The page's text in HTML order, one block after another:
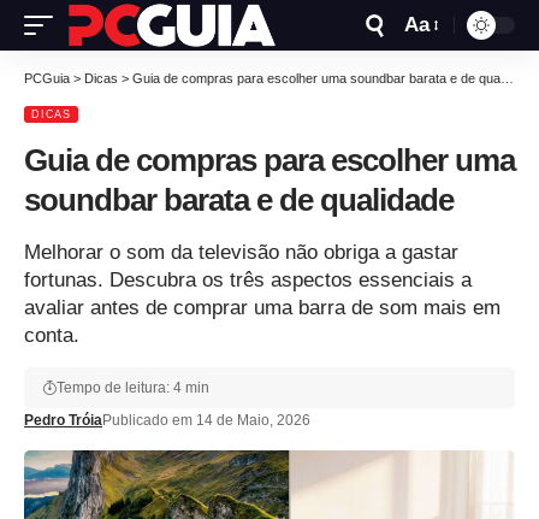
Aa
PCGuia > Dicas > Guia de compras para escolher uma soundbar barata e de qualidade
DICAS
Guia de compras para escolher uma
soundbar barata e de qualidade
Melhorar o som da televisão não obriga a gastar
fortunas. Descubra os três aspectos essenciais a
avaliar antes de comprar uma barra de som mais em
conta.
Pedro TróiaPublicado em 14 de Maio, 2026
Tempo de leitura: 4 min